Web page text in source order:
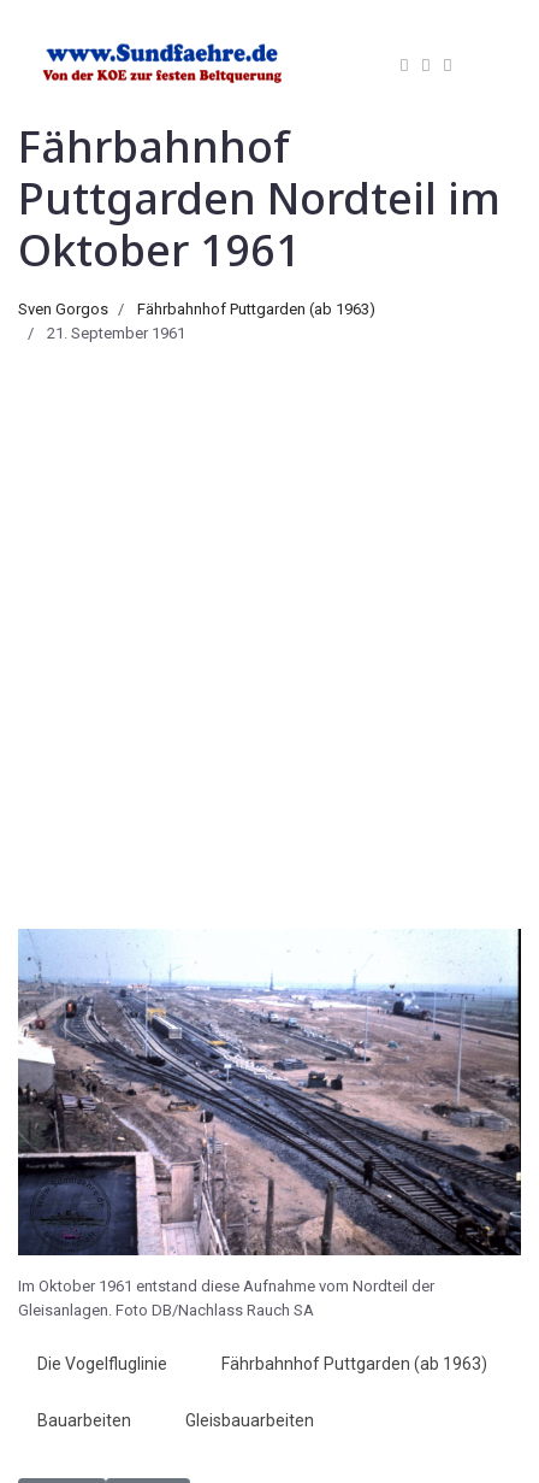
Fährbahnhof
Puttgarden Nordteil im
Oktober 1961
Sven Gorgos
Fährbahnhof Puttgarden (ab 1963)
21. September 1961
Im Oktober 1961 entstand diese Aufnahme vom Nordteil der
Gleisanlagen. Foto DB/Nachlass Rauch SA
Die Vogelfluglinie Fährbahnhof Puttgarden (ab 1963)
Bauarbeiten Gleisbauarbeiten